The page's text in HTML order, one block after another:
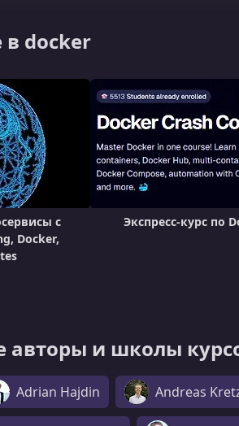
в docker
с
Docker,
Экспресс-курс по
авторы и школы
Adrian Hajdin Andreas